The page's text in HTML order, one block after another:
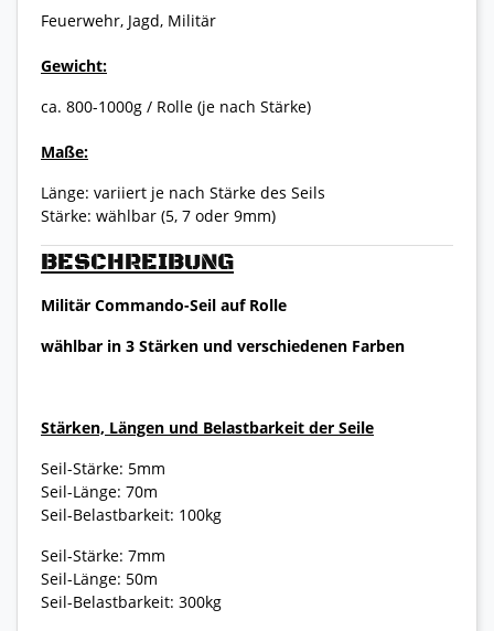
BESCHREIBUNG
Militär Commando-Seil auf Rolle
wählbar in 3 Stärken und verschiedenen Farben
Stärken, Längen und Belastbarkeit der Seile
Seil-Stärke: 5mm
Seil-Länge: 70m
Seil-Belastbarkeit: 100kg
Seil-Stärke: 7mm
Seil-Länge: 50m
Seil-Belastbarkeit: 300kg
Feuerwehr, Jagd, Militär
Gewicht:
ca. 800-1000g / Rolle (je nach Stärke)
Maße:
Länge: variiert je nach Stärke des Seils
Stärke: wählbar (5, 7 oder 9mm)